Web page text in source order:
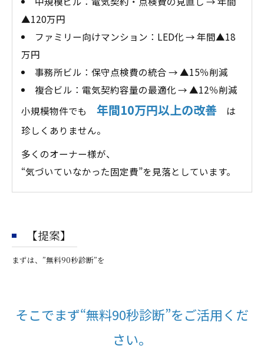
▲120万円
ファミリー向けマンション：LED化 → 年間▲18
万円
事務所ビル：保守点検費の統合 → ▲15％削減
複合ビル：電気契約容量の最適化 → ▲12％削減
小規模物件でも 年間10万円以上の改善 は
珍しくありません。
多くのオーナー様が、
“気づいていなかった固定費”を見落としています。
【提案】
まずは、”無料90秒診断”を
そこでまず“無料90秒診断”をご活用くだ
さい。